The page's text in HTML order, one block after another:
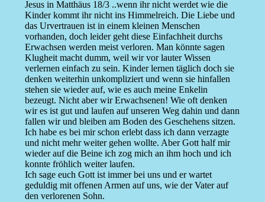
Jesus in Matthäus 18/3 ..wenn ihr nicht werdet wie die
Kinder kommt ihr nicht ins Himmelreich. Die Liebe und
das Urvertrauen ist in einem kleinen Menschen
vorhanden, doch leider geht diese Einfachheit durchs
Erwachsen werden meist verloren. Man könnte sagen
Klugheit macht dumm, weil wir vor lauter Wissen
verlernen einfach zu sein. Kinder lernen täglich doch sie
denken weiterhin unkompliziert und wenn sie hinfallen
stehen sie wieder auf, wie es auch meine Enkelin
bezeugt. Nicht aber wir Erwachsenen! Wie oft denken
wir es ist gut und laufen auf unseren Weg dahin und dann
fallen wir und bleiben am Boden des Geschehens sitzen.
Ich habe es bei mir schon erlebt dass ich dann verzagte
und nicht mehr weiter gehen wollte. Aber Gott half mir
wieder auf die Beine ich zog mich an ihm hoch und ich
konnte fröhlich weiter laufen.
Ich sage euch Gott ist immer bei uns und er wartet
geduldig mit offenen Armen auf uns, wie der Vater auf
den verlorenen Sohn.